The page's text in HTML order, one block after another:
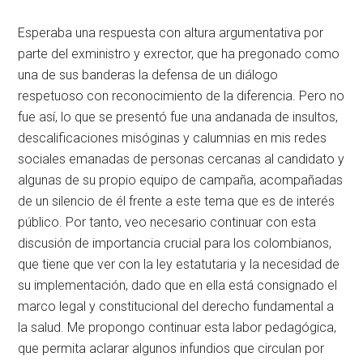
Esperaba una respuesta con altura argumentativa por
parte del exministro y exrector, que ha pregonado como
una de sus banderas la defensa de un diálogo
respetuoso con reconocimiento de la diferencia. Pero no
fue así, lo que se presentó fue una andanada de insultos,
descalificaciones misóginas y calumnias en mis redes
sociales emanadas de personas cercanas al candidato y
algunas de su propio equipo de campaña, acompañadas
de un silencio de él frente a este tema que es de interés
público. Por tanto, veo necesario continuar con esta
discusión de importancia crucial para los colombianos,
que tiene que ver con la ley estatutaria y la necesidad de
su implementación, dado que en ella está consignado el
marco legal y constitucional del derecho fundamental a
la salud. Me propongo continuar esta labor pedagógica,
que permita aclarar algunos infundios que circulan por